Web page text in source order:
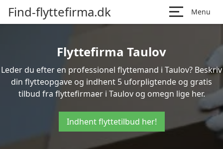
Find-flyttefirma.dk Menu
Flyttefirma Taulov
Leder du efter en professionel flyttemand i Taulov? Beskriv
din flytteopgave og indhent 5 uforpligtende og gratis
tilbud fra flyttefirmaer i Taulov og omegn lige her.
Indhent flyttetilbud her!